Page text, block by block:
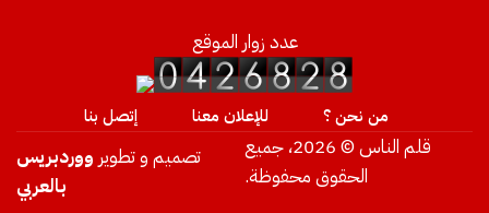
عدد زوار الموقع
من نحن ؟ للإعلان معنا إتصل بنا
قلم الناس © 2026، جميع
الحقوق محفوظة.
تصميم و تطوير ووردبريس
بالعربي